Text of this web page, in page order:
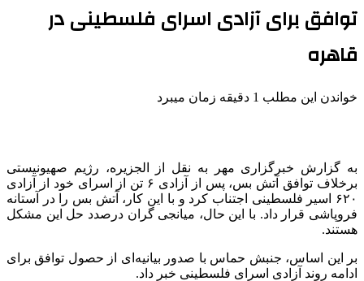
توافق برای آزادی اسرای فلسطینی در
قاهره
خواندن این مطلب 1 دقیقه زمان میبرد
به گزارش خبرگزاری مهر به نقل از الجزیره، رژیم صهیونیستی
برخلاف توافق آتش بس، پس از آزادی ۶ تن از اسرای خود از آزادی
۶۲۰ اسیر فلسطینی اجتناب کرد و با این کار، آتش بس را در آستانه
فروپاشی قرار داد. با این حال، میانجی گران درصدد حل این مشکل
هستند.
بر این اساس، جنبش حماس با صدور بیانیه‌ای از حصول توافق برای
ادامه روند آزادی اسرای فلسطینی خبر داد.